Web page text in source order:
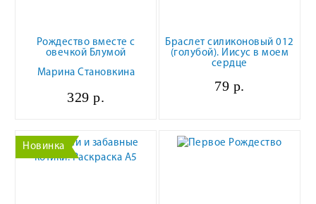
Рождество вместе с
овечкой Блумой
Марина Становкина
329 р.
Браслет силиконовый 012
(голубой). Иисус в моем
сердце
79 р.
Новинка